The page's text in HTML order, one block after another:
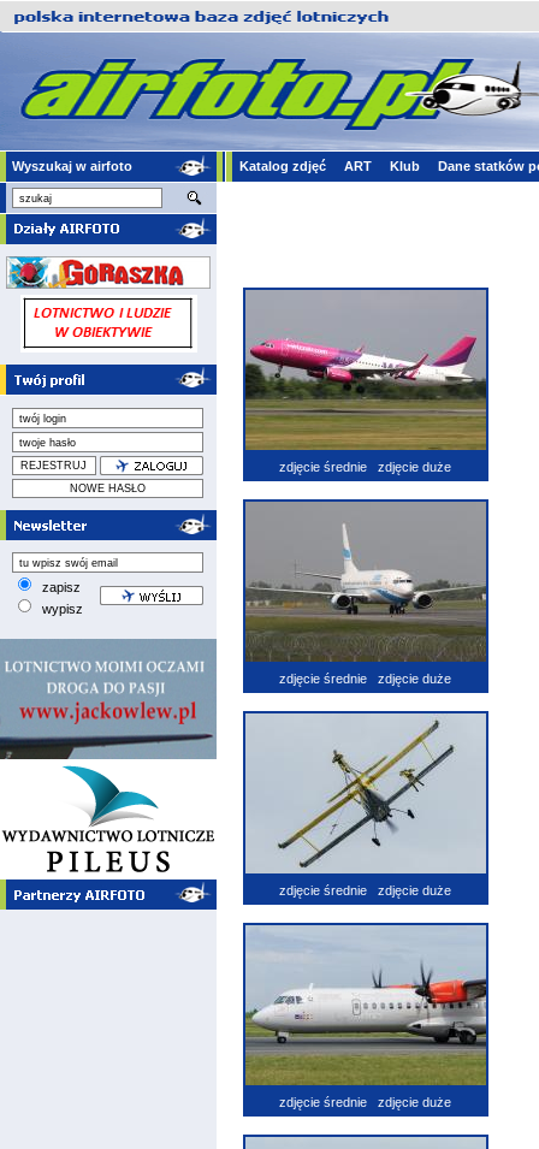
Wyszukaj w airfoto Katalog zdjęć ART Klub Dane statków
zapisz
wypisz
zdjęcie średnie zdjęcie duże
zdjęcie średnie zdjęcie duże
zdjęcie średnie zdjęcie duże
zdjęcie średnie zdjęcie duże